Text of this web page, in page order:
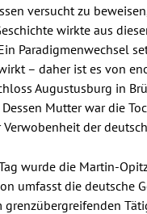
versucht zu
wirkte aus
Paradigmenwechsel
– daher ist es von
Augustusburg in
Dessen Mutter war die
Verwobenheit der
wurde die Martin-
umfasst die deutsche
grenzübergreifenden